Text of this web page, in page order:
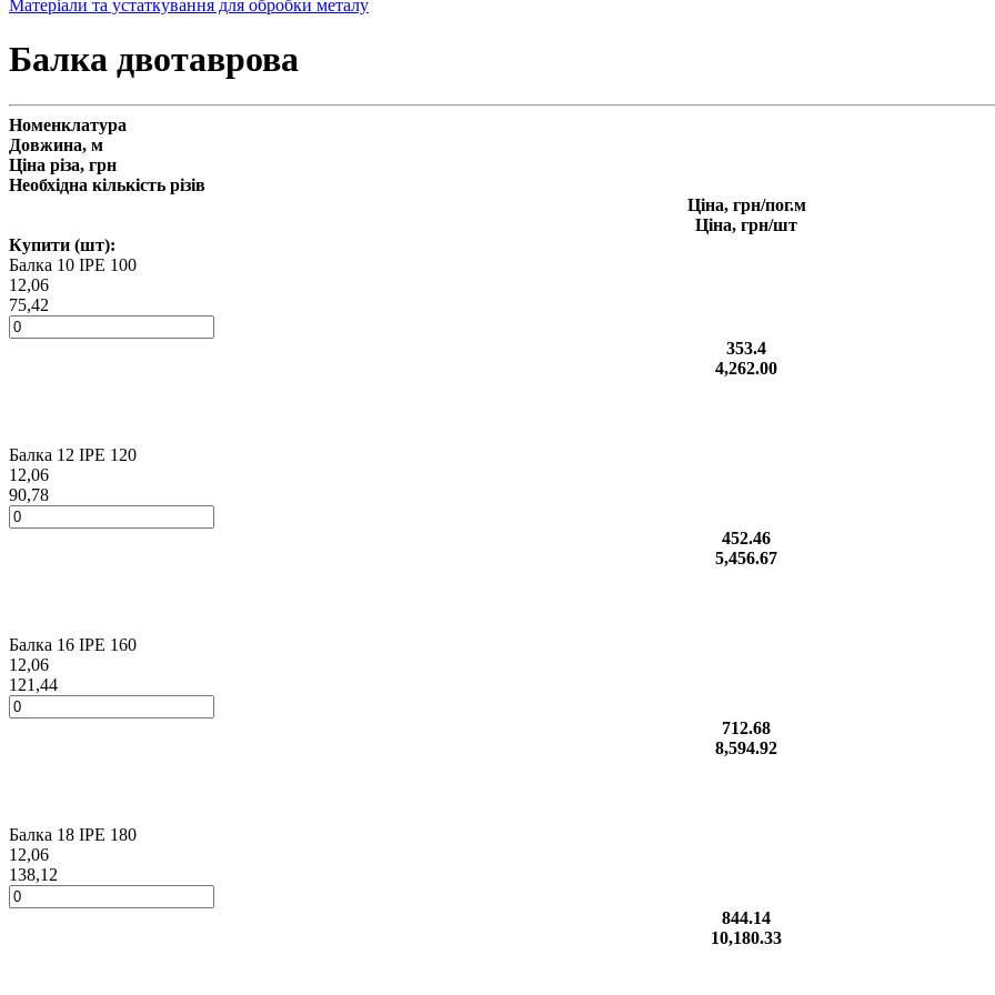
Матеріали та устаткування для обробки металу
Балка двотаврова
Номенклатура
Довжина, м
Ціна різа, грн
Необхідна кількість різів
Ціна, грн/пог.м
Ціна, грн/шт
Купити (шт):
Балка 10 ІРЕ 100
12,06
75,42
353.4
4,262.00
Балка 12 ІРЕ 120
12,06
90,78
452.46
5,456.67
Балка 16 ІРЕ 160
12,06
121,44
712.68
8,594.92
Балка 18 ІРЕ 180
12,06
138,12
844.14
10,180.33